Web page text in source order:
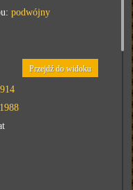
podwójny
Przejdź do widoku